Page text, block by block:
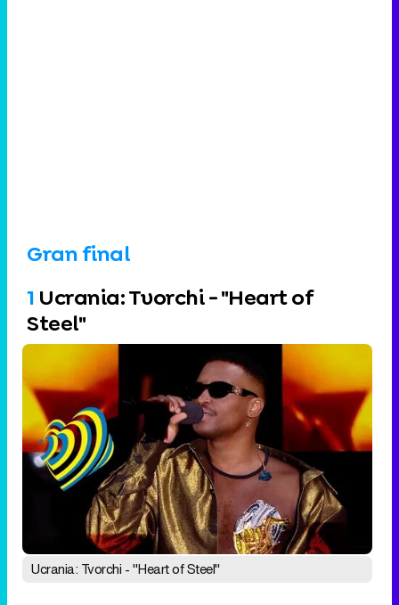
Gran final
1 Ucrania: Tvorchi - "Heart of
Steel"
Ucrania: Tvorchi - "Heart of Steel"